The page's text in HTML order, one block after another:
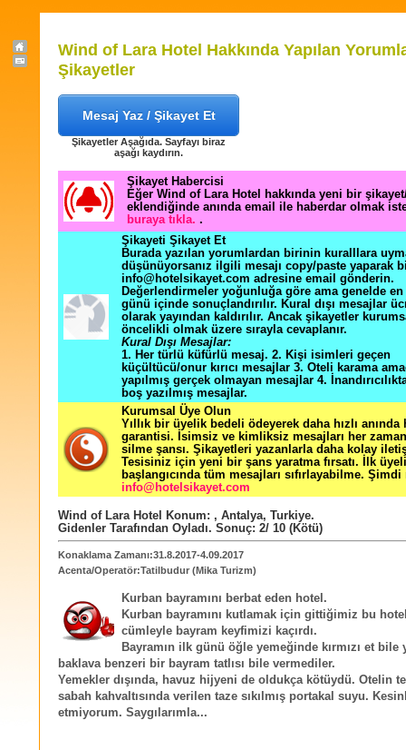
Wind of Lara Hotel Hakkında Yapılan
Şikayetler
Mesaj Yaz / Şikayet Et
Şikayetler Aşağıda. Sayfayı biraz
aşağı kaydırın.
Şikayet Habercisi
Eğer Wind of Lara Hotel hakkında yeni bir
eklendiğinde anında email ile haberdar olmak
buraya tıkla. .
Şikayeti Şikayet Et
Burada yazılan yorumlardan birinin kuralllara
düşünüyorsanız ilgili mesajı copy/paste yaparak
info@hotelsikayet.com adresine email gönderin.
Değerlendirmeler yoğunluğa göre ama genelde
günü içinde sonuçlandırılır. Kural dışı mesajlar
olarak yayından kaldırılır. Ancak şikayetler
öncelikli olmak üzere sırayla cevaplanır.
Kural Dışı Mesajlar:
1. Her türlü küfürlü mesaj. 2. Kişi isimleri geçen
küçültücü/onur kırıcı mesajlar 3. Oteli karama
yapılmış gerçek olmayan mesajlar 4.
boş yazılmış mesajlar.
Kurumsal Üye Olun
Yıllık bir üyelik bedeli ödeyerek daha hızlı
garantisi. İsimsiz ve kimliksiz mesajları her zaman
silme şansı. Şikayetleri yazanlarla daha kolay
Tesisiniz için yeni bir şans yaratma fırsatı. İlk
başlangıcında tüm mesajları sıfırlayabilme. Şimdi
info@hotelsikayet.com
Wind of Lara Hotel Konum: , Antalya, Turkiye.
Gidenler Tarafından Oyladı. Sonuç: 2/ 10 (Kötü)
Konaklama Zamanı:31.8.2017-4.09.2017
Acenta/Operatör:Tatilbudur (Mika Turizm)
Kurban bayramını berbat eden hotel.
Kurban bayramını kutlamak için gittiğimiz bu
cümleyle bayram keyfimizi kaçırdı.
Bayramın ilk günü öğle yemeğinde kırmızı et bile
baklava benzeri bir bayram tatlısı bile vermediler.
Yemekler dışında, havuz hijyeni de oldukça kötüydü. Otelin
sabah kahvaltısında verilen taze sıkılmış portakal suyu.
etmiyorum. Saygılarımla...